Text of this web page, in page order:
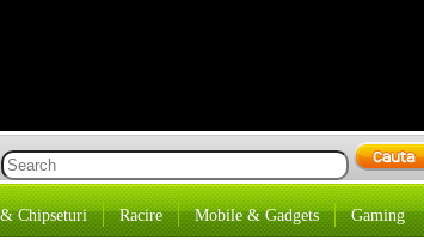
Chipseturi Racire Mobile & Gadgets Gaming